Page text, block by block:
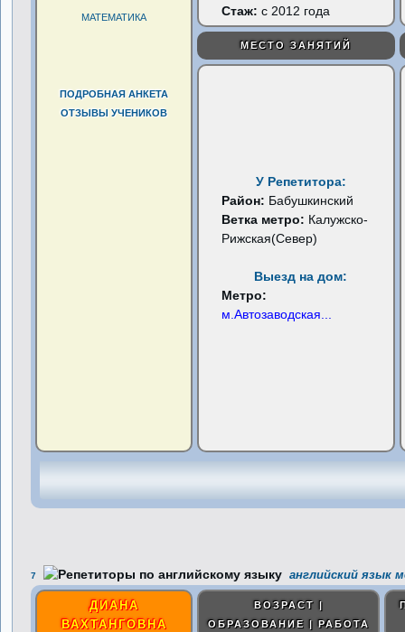
МАТЕМАТИКА
ПОДРОБНАЯ АНКЕТА
ОТЗЫВЫ УЧЕНИКОВ
Стаж: с 2012 года
МЕСТО ЗАНЯТИЙ
У Репетитора:
Район: Бабушкинский
Ветка метро: Калужско-
Рижская(Север)
Выезд на дом:
Метро:
м.Автозаводская
7 английский язык
ДИАНА
ВАХТАНГОВНА
ВОЗРАСТ |
ОБРАЗОВАНИЕ | РАБОТА